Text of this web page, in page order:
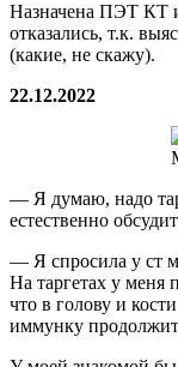
Назначена ПЭТ КТ
отказались, т.к.
(какие, не скажу).
22.12.2022
— Я думаю, надо
естественно
— Я спросила у ст
На таргетах у меня
что в голову и
иммунку